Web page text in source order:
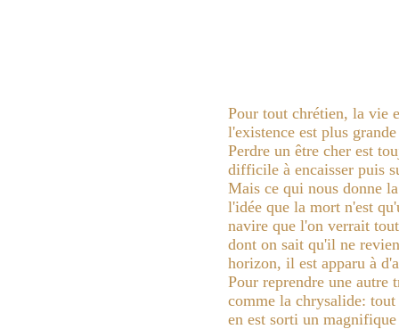
Pour tout chrétien, la vie
l'existence est plus
Perdre un être cher est
difficile à encaisser puis
Mais ce qui nous donne
l'idée que la mort n'est
navire que l'on verrait
dont on sait qu'il ne
horizon, il est apparu à
Pour reprendre une autre
comme la chrysalide:
en est sorti un